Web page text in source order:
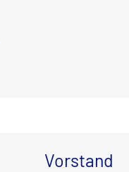
Vorstand